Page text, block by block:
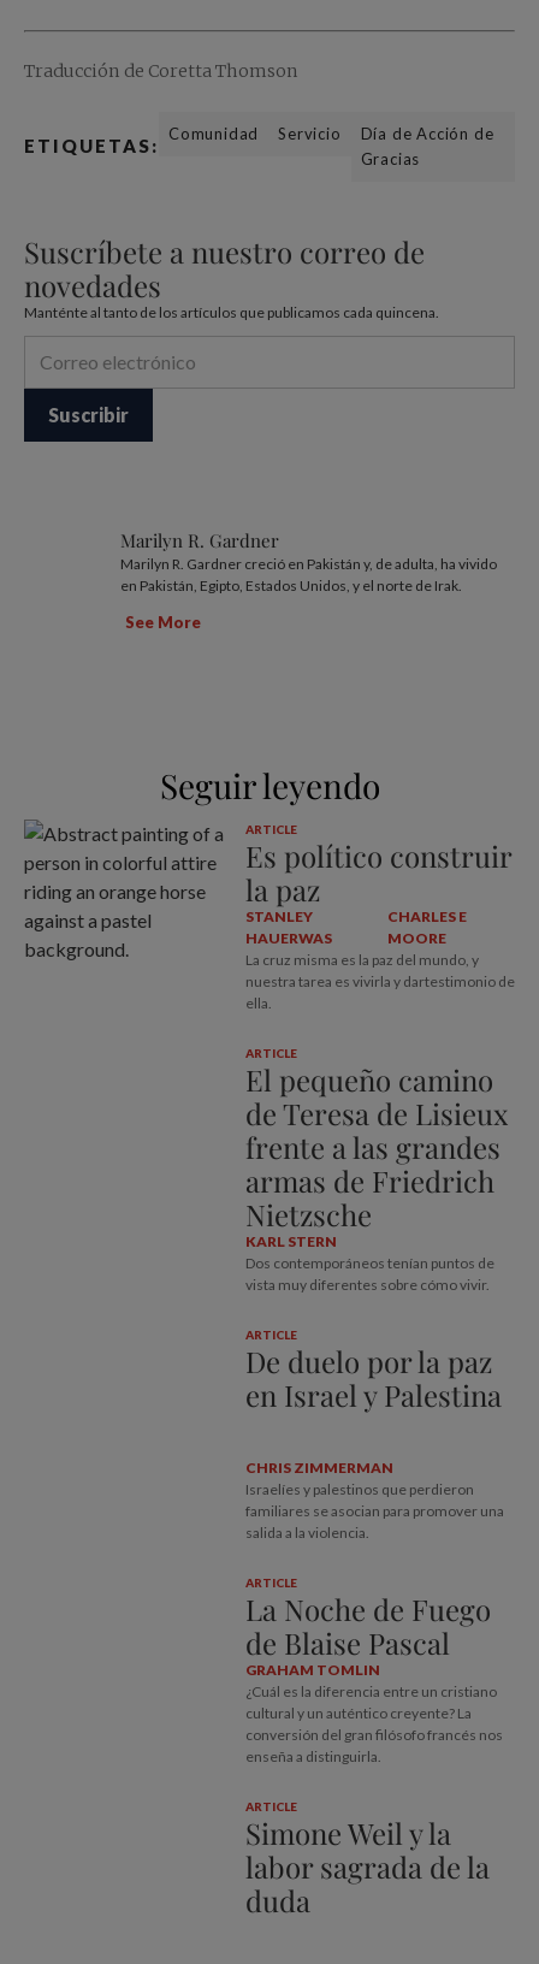
Traducción de Coretta Thomson
ETIQUETAS:
Comunidad Servicio
Día de Acción de
Gracias
Suscríbete a nuestro correo de
novedades
Manténte al tanto de los artículos que publicamos cada quincena.
Marilyn R. Gardner
Marilyn R. Gardner creció en Pakistán y, de adulta, ha vivido
en Pakistán, Egipto, Estados Unidos, y el norte de Irak.
See More
Seguir leyendo
ARTICLE
Es político construir
la paz
STANLEY
HAUERWAS
CHARLES E
MOORE
La cruz misma es la paz del mundo, y
nuestra tarea es vivirla y dartestimonio de
ella.
ARTICLE
El pequeño camino
de Teresa de Lisieux
frente a las grandes
armas de Friedrich
Nietzsche
KARL STERN
Dos contemporáneos tenían puntos de
vista muy diferentes sobre cómo vivir.
ARTICLE
De duelo por la paz
en Israel y Palestina
CHRIS ZIMMERMAN
Israelíes y palestinos que perdieron
familiares se asocian para promover una
salida a la violencia.
ARTICLE
La Noche de Fuego
de Blaise Pascal
GRAHAM TOMLIN
¿Cuál es la diferencia entre un cristiano
cultural y un auténtico creyente? La
conversión del gran filósofo francés nos
enseña a distinguirla.
ARTICLE
Simone Weil y la
labor sagrada de la
duda